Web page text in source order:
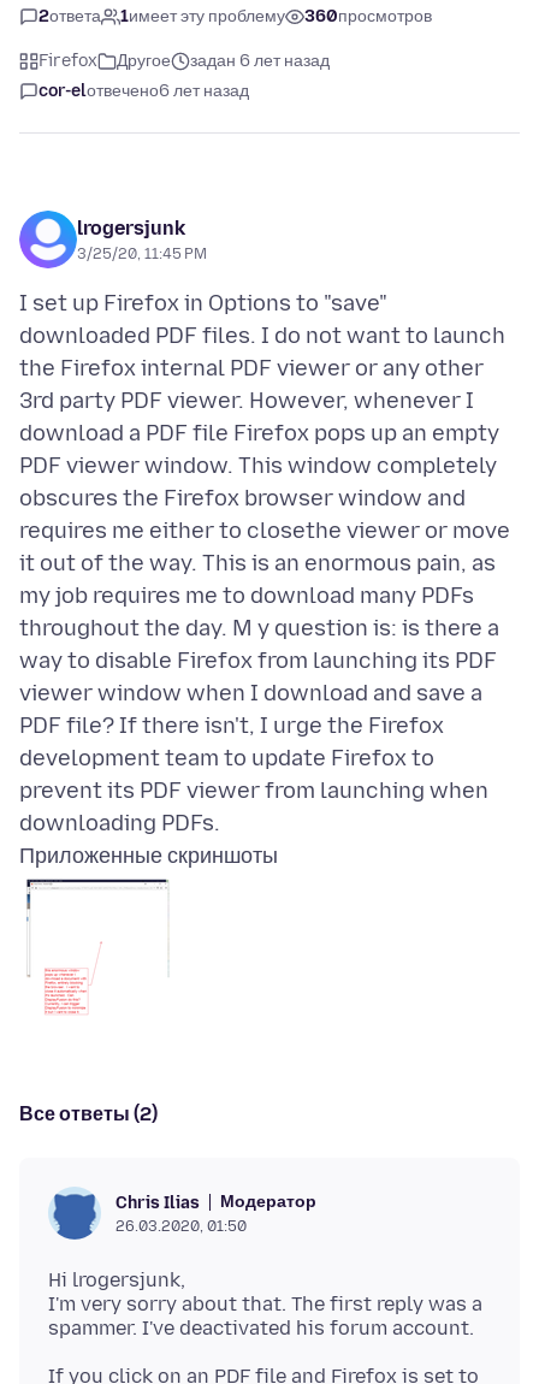
2ответа 1имеет эту проблему 360просмотров
Firefox Другое
задан 6 лет назад
cor-elотвечено6 лет назад
lrogersjunk
3/25/20, 11:45 PM
I set up Firefox in Options to "save"
downloaded PDF files. I do not want to launch
the Firefox internal PDF viewer or any other
3rd party PDF viewer. However, whenever I
download a PDF file Firefox pops up an empty
PDF viewer window. This window completely
obscures the Firefox browser window and
requires me either to closethe viewer or move
it out of the way. This is an enormous pain, as
my job requires me to download many PDFs
throughout the day. M y question is: is there a
way to disable Firefox from launching its PDF
viewer window when I download and save a
PDF file? If there isn't, I urge the Firefox
development team to update Firefox to
prevent its PDF viewer from launching when
Приложенные скриншоты
Все ответы (2)
Chris Ilias Модератор
26.03.2020, 01:50
Hi lrogersjunk,
I'm very sorry about that. The first reply was a
If you click on an PDF file and Firefox is set to